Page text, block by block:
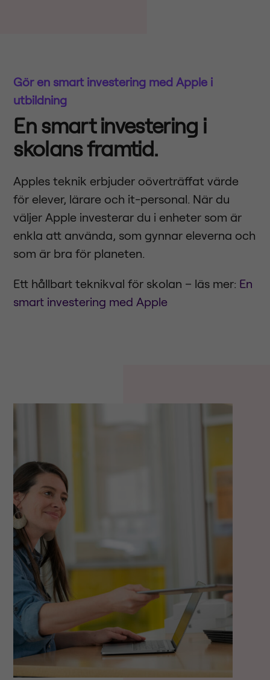
Gör en smart investering med Apple i
utbildning
En smart investering i
skolans framtid.
Apples teknik erbjuder oöverträffat värde
för elever, lärare och it-personal. När du
väljer Apple investerar du i enheter som är
enkla att använda, som gynnar eleverna och
som är bra för planeten.
Ett hållbart teknikval för skolan – läs mer: En
smart investering med Apple